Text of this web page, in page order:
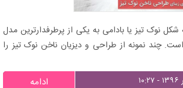
نوک تیز یا بادامی به یکی از پرطرفدارترین مدل
چند نمونه از طراحی و دیزیان ناخن نوک تیز را
ادامه